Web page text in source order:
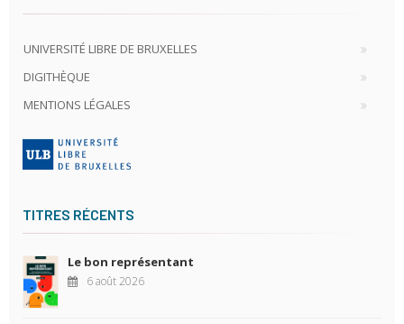
UNIVERSITÉ LIBRE DE BRUXELLES
DIGITHÈQUE
MENTIONS LÉGALES
TITRES RÉCENTS
Le bon représentant
6 août 2026